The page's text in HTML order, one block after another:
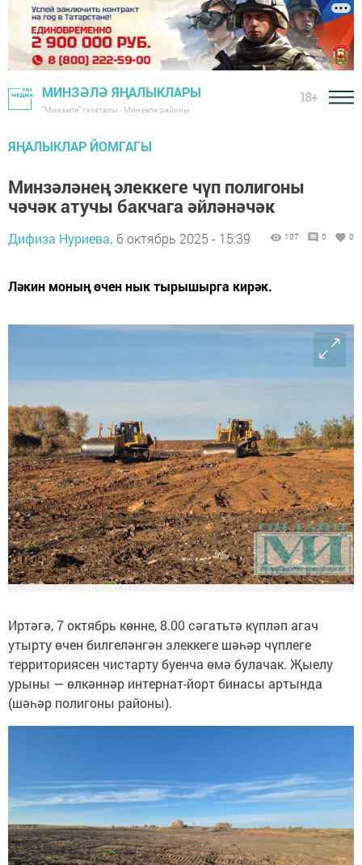
МИНЗӘЛӘ ЯҢАЛЫКЛАРЫ
"Минзәлә" газетасы - Минзәлә районы
18+
ЯҢАЛЫКЛАР ЙОМГАГЫ
Минзәләнең элеккеге чүп полигоны
чәчәк атучы бакчага әйләнәчәк
Дифиза Нуриева, 6 октябрь 2025 - 15:39 107 0 0
Ләкин моның өчен нык тырышырга кирәк.
Иртәгә, 7 октябрь көнне, 8.00 сәгатьтә күпләп агач
утырту өчен билгеләнгән элеккеге шәһәр чүплеге
территориясен чистарту буенча өмә булачак. Җыелу
урыны — өлкәннәр интернат-йорт бинасы артында
(шәһәр полигоны районы).